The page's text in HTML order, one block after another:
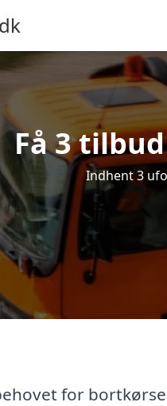
Få 3
Indhent 3
for